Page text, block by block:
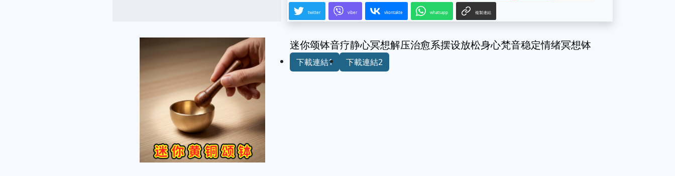
twitter viber vkontakte whatsapp 複製連結
迷你颂钵音疗静心冥想解压治愈系摆设放松身心梵音稳定情绪冥想钵
下載連結1 下載連結2